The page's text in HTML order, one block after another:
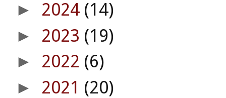
► 2024 (14)
► 2023 (19)
► 2022 (6)
► 2021 (20)